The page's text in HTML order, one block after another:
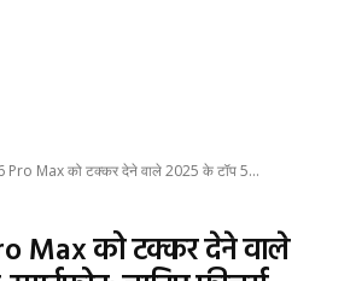
Pro Max को टक्कर देने वाले 2025 के टॉप 5...
Max को टक्कर देने वाले